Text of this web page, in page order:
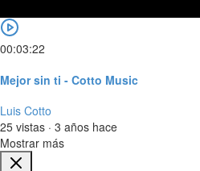
00:03:22
Mejor sin ti - Cotto Music
Luis Cotto
25 vistas · 3 años hace
Mostrar más